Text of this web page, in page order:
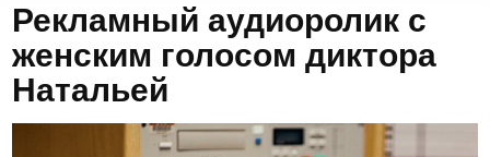
Рекламный аудиоролик с
женским голосом диктора
Натальей